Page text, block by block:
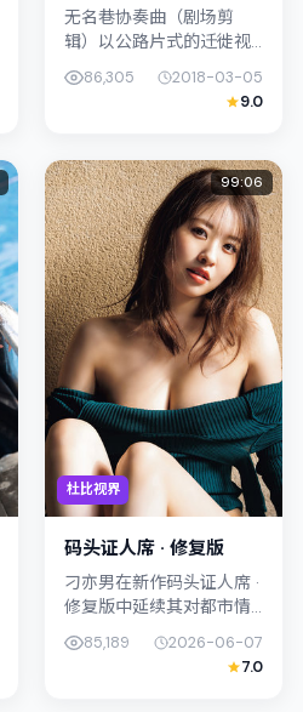
无名巷协奏曲（剧场剪
辑）以公路片式的迁徙视
角串联情节，类型标签为
奇幻。青山真治强调纪实
气质与留白美学，金惠秀
换；若你正在查...
86,305
2018-03-05
9.0
杜比视界
99:06
码头证人席 · 修复版
刁亦男在新作码头证人席 ·
修复版中延续其对都市情
绪的敏锐捕捉；故事扎根
于日本（东京）的日常空
间，类型定位为犯罪。主
85,189
2026-06-07
7.0